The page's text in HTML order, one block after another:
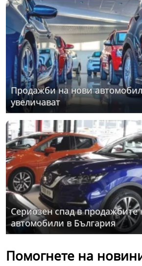
Продажби на нови
увеличават
Сериозен спад в продажбите
автомобили в България
Помогнете на